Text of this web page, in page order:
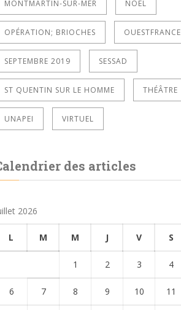
MONTMARTIN-SUR-MER NOËL
OPÉRATION; BRIOCHES OUESTFRANCE
SEPTEMBRE 2019 SESSAD
ST QUENTIN SUR LE HOMME THÉÂTRE
UNAPEI VIRTUEL
des articles
2026
L M M J V S
1 2 3 4
6 7 8 9 10 11